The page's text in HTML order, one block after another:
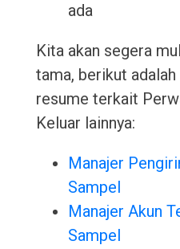
ada
Kita akan segera
tama, berikut
resume terkait
Keluar lainnya:
Manajer
Sampel
Manajer Akun
Sampel